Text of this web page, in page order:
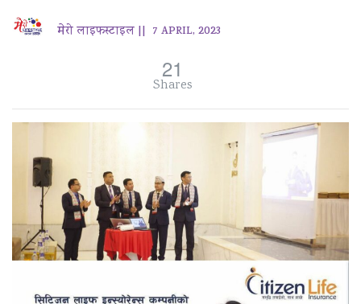
मेरो लाइफस्टाइल || 7 APRIL, 2023
21
Shares